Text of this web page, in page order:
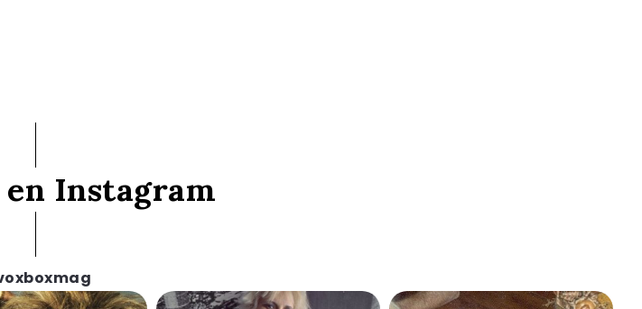
en Instagram